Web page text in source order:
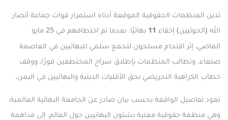
تدين المنظمات الحقوقية الموقعة أدناه استمرار قوات جماعة أنصار
الله (الحوثيين) إخفاء 11
بهائيًا، بعدما تم اختطافهم في 25 مايو
الماضي، إثر اقتحام مسلحون لتجمع سلمي للبهائيين في العاصمة
صنعاء. وتطالب المنظمات بإطلاق سراح المختطفين فورًا، ووقف
خطاب الكراهية التحريضي بحق الأقليات الدينية والبهائيين في اليمن.
تعود تفاصيل الواقعة بحسب بيان صادر عن الجامعة البهائية العالمية،
وهي منظمة حقوقية معنية بشئون البهائيين حول العالم، إلى مداهمة